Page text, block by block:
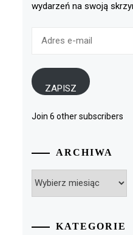
wydarzeń na swoją
ZAPISZ
Join 6 other subscribers
ARCHIWA
KATEGORIE